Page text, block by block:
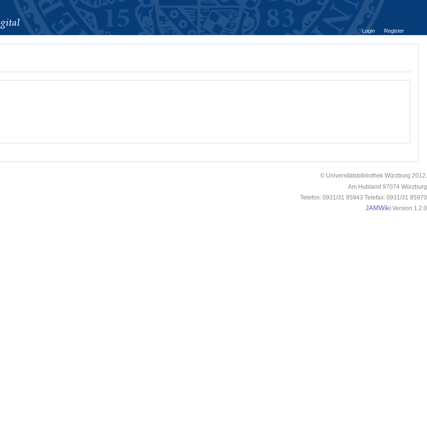
Login
Register
© Universitätsbibliothek Würzburg 2012.
Am Hubland 97074 Würzburg
Telefon: 0931/31 85943 Telefax: 0931/31 85970
JAMWiki Version 1.2.0